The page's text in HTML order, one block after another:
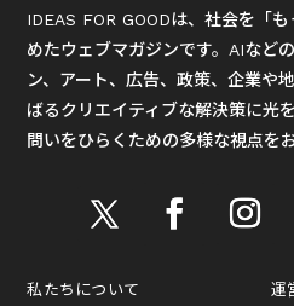
IDEAS FOR GOODは、社会を「
めたウェブマガジンです。AIなど
ン、アート、広告、政策、企業や
ばるクリエイティブな解決策に光
問いをひらくための多様な視点を
私たちについて 運